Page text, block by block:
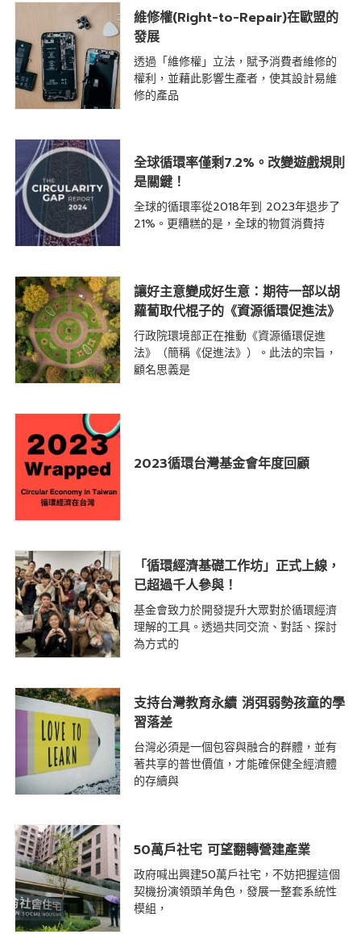
維修權(Right-to-Repair)在歐盟的
發展
透過「維修權」立法，賦予消費者維修的
權利，並藉此影響生產者，使其設計易維
修的產品
全球循環率僅剩7.2%。改變遊戲規則
是關鍵！
全球的循環率從2018年到 2023年退步了
21%。更糟糕的是，全球的物質消費持
讓好主意變成好生意：期待一部以胡
蘿蔔取代棍子的《資源循環促進法》
行政院環境部正在推動《資源循環促進
法》（簡稱《促進法》）。此法的宗旨，
顧名思義是
2023循環台灣基金會年度回顧
「循環經濟基礎工作坊」正式上線，
已超過千人參與！
基金會致力於開發提升大眾對於循環經濟
理解的工具。透過共同交流、對話、探討
為方式的
支持台灣教育永續 消弭弱勢孩童的學
習落差
台灣必須是一個包容與融合的群體，並有
著共享的普世價值，才能確保健全經濟體
的存續與
50萬戶社宅 可望翻轉營建產業
政府喊出興建50萬戶社宅，不妨把握這個
契機扮演領頭羊角色，發展一整套系統性
模組，